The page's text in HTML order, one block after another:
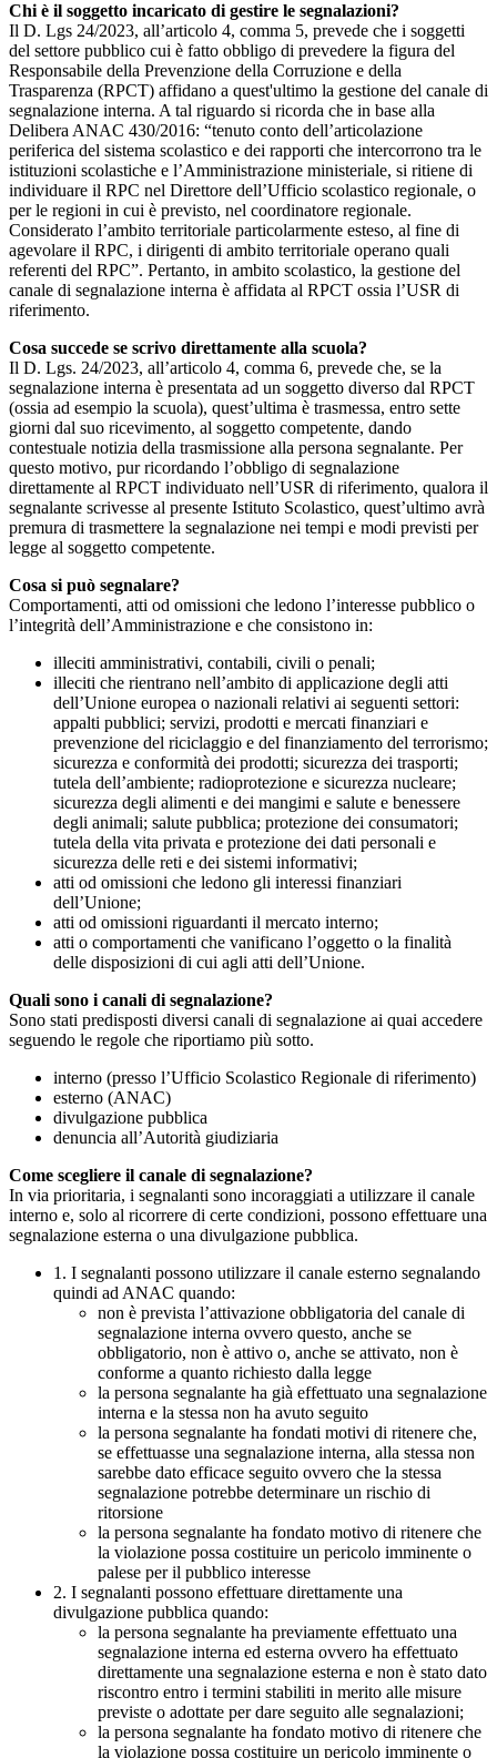
Chi è il soggetto incaricato di gestire le segnalazioni?
Il D. Lgs 24/2023, all’articolo 4, comma 5, prevede che i soggetti
del settore pubblico cui è fatto obbligo di prevedere la figura del
Responsabile della Prevenzione della Corruzione e della
Trasparenza (RPCT) affidano a quest'ultimo la gestione del canale di
segnalazione interna. A tal riguardo si ricorda che in base alla
Delibera ANAC 430/2016: “tenuto conto dell’articolazione
periferica del sistema scolastico e dei rapporti che intercorrono tra le
istituzioni scolastiche e l’Amministrazione ministeriale, si ritiene di
individuare il RPC nel Direttore dell’Ufficio scolastico regionale, o
per le regioni in cui è previsto, nel coordinatore regionale.
Considerato l’ambito territoriale particolarmente esteso, al fine di
agevolare il RPC, i dirigenti di ambito territoriale operano quali
referenti del RPC”. Pertanto, in ambito scolastico, la gestione del
canale di segnalazione interna è affidata al RPCT ossia l’USR di
riferimento.
Cosa succede se scrivo direttamente alla scuola?
Il D. Lgs. 24/2023, all’articolo 4, comma 6, prevede che, se la
segnalazione interna è presentata ad un soggetto diverso dal RPCT
(ossia ad esempio la scuola), quest’ultima è trasmessa, entro sette
giorni dal suo ricevimento, al soggetto competente, dando
contestuale notizia della trasmissione alla persona segnalante. Per
questo motivo, pur ricordando l’obbligo di segnalazione
direttamente al RPCT individuato nell’USR di riferimento, qualora il
segnalante scrivesse al presente Istituto Scolastico, quest’ultimo avrà
premura di trasmettere la segnalazione nei tempi e modi previsti per
legge al soggetto competente.
Cosa si può segnalare?
Comportamenti, atti od omissioni che ledono l’interesse pubblico o
l’integrità dell’Amministrazione e che consistono in:
illeciti amministrativi, contabili, civili o penali;
illeciti che rientrano nell’ambito di applicazione degli atti
dell’Unione europea o nazionali relativi ai seguenti settori:
appalti pubblici; servizi, prodotti e mercati finanziari e
prevenzione del riciclaggio e del finanziamento del terrorismo;
sicurezza e conformità dei prodotti; sicurezza dei trasporti;
tutela dell’ambiente; radioprotezione e sicurezza nucleare;
sicurezza degli alimenti e dei mangimi e salute e benessere
degli animali; salute pubblica; protezione dei consumatori;
tutela della vita privata e protezione dei dati personali e
sicurezza delle reti e dei sistemi informativi;
atti od omissioni che ledono gli interessi finanziari
dell’Unione;
atti od omissioni riguardanti il mercato interno;
atti o comportamenti che vanificano l’oggetto o la finalità
delle disposizioni di cui agli atti dell’Unione.
Quali sono i canali di segnalazione?
Sono stati predisposti diversi canali di segnalazione ai quai accedere
seguendo le regole che riportiamo più sotto.
interno (presso l’Ufficio Scolastico Regionale di riferimento)
esterno (ANAC)
divulgazione pubblica
denuncia all’Autorità giudiziaria
Come scegliere il canale di segnalazione?
In via prioritaria, i segnalanti sono incoraggiati a utilizzare il canale
interno e, solo al ricorrere di certe condizioni, possono effettuare una
segnalazione esterna o una divulgazione pubblica.
1. I segnalanti possono utilizzare il canale esterno segnalando
quindi ad ANAC quando:
non è prevista l’attivazione obbligatoria del canale di
segnalazione interna ovvero questo, anche se
obbligatorio, non è attivo o, anche se attivato, non è
conforme a quanto richiesto dalla legge
la persona segnalante ha già effettuato una segnalazione
interna e la stessa non ha avuto seguito
la persona segnalante ha fondati motivi di ritenere che,
se effettuasse una segnalazione interna, alla stessa non
sarebbe dato efficace seguito ovvero che la stessa
segnalazione potrebbe determinare un rischio di
ritorsione
la persona segnalante ha fondato motivo di ritenere che
la violazione possa costituire un pericolo imminente o
palese per il pubblico interesse
2. I segnalanti possono effettuare direttamente una
divulgazione pubblica quando:
la persona segnalante ha previamente effettuato una
segnalazione interna ed esterna ovvero ha effettuato
direttamente una segnalazione esterna e non è stato dato
riscontro entro i termini stabiliti in merito alle misure
previste o adottate per dare seguito alle segnalazioni;
la persona segnalante ha fondato motivo di ritenere che
la violazione possa costituire un pericolo imminente o